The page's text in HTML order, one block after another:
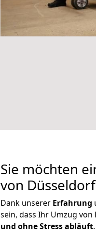
Sie möchten
von
Dank unserer Erfahrung
sein, dass Ihr Umzug
und ohne Stress abläuft.